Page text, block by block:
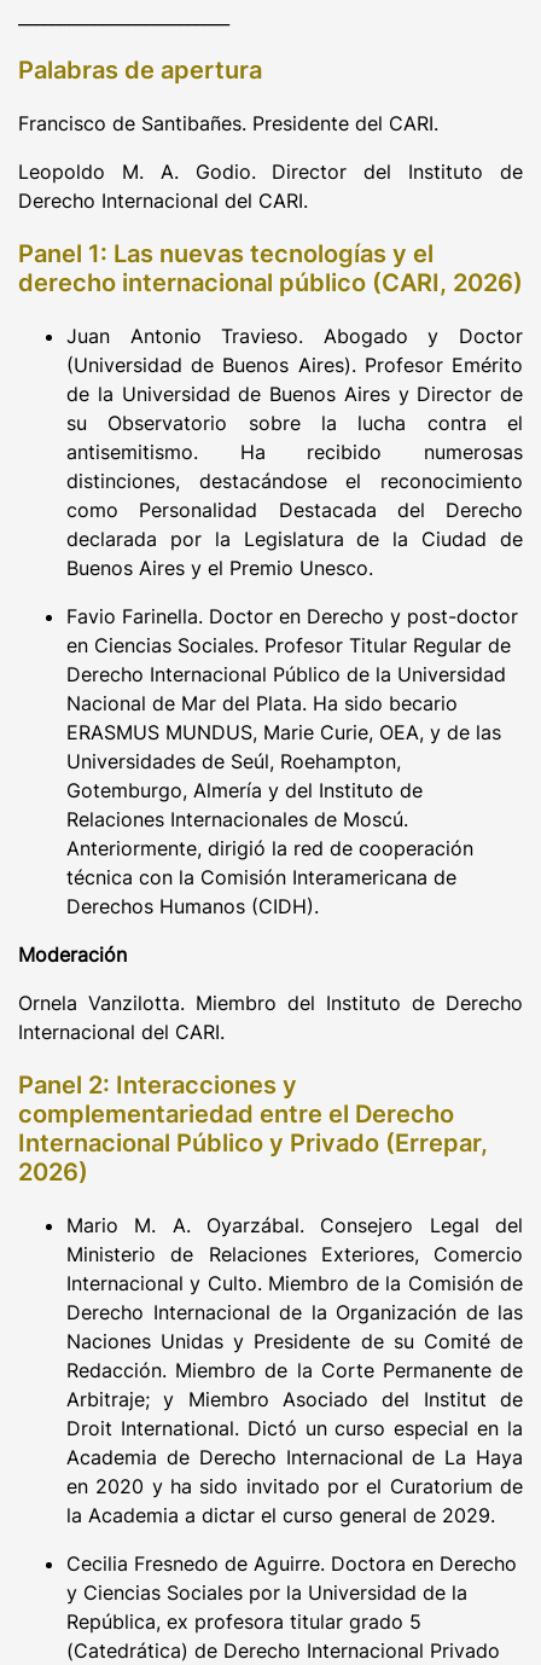
Palabras de apertura
Francisco de Santibañes. Presidente del CARI.
Leopoldo M. A. Godio. Director del Instituto de
Derecho Internacional del CARI.
Panel 1: Las nuevas tecnologías y el
derecho internacional público (CARI, 2026)
Juan Antonio Travieso. Abogado y Doctor
(Universidad de Buenos Aires). Profesor Emérito
de la Universidad de Buenos Aires y Director de
su Observatorio sobre la lucha contra el
antisemitismo. Ha recibido numerosas
distinciones, destacándose el reconocimiento
como Personalidad Destacada del Derecho
declarada por la Legislatura de la Ciudad de
Buenos Aires y el Premio Unesco.
Favio Farinella. Doctor en Derecho y post-doctor
en Ciencias Sociales. Profesor Titular Regular de
Derecho Internacional Público de la Universidad
Nacional de Mar del Plata. Ha sido becario
ERASMUS MUNDUS, Marie Curie, OEA, y de las
Universidades de Seúl, Roehampton,
Gotemburgo, Almería y del Instituto de
Relaciones Internacionales de Moscú.
Anteriormente, dirigió la red de cooperación
técnica con la Comisión Interamericana de
Derechos Humanos (CIDH).
Moderación
Ornela Vanzilotta. Miembro del Instituto de Derecho
Internacional del CARI.
Panel 2: Interacciones y
complementariedad entre el Derecho
Internacional Público y Privado (Errepar,
2026)
Mario M. A. Oyarzábal. Consejero Legal del
Ministerio de Relaciones Exteriores, Comercio
Internacional y Culto. Miembro de la Comisión de
Derecho Internacional de la Organización de las
Naciones Unidas y Presidente de su Comité de
Redacción. Miembro de la Corte Permanente de
Arbitraje; y Miembro Asociado del Institut de
Droit International. Dictó un curso especial en la
Academia de Derecho Internacional de La Haya
en 2020 y ha sido invitado por el Curatorium de
la Academia a dictar el curso general de 2029.
Cecilia Fresnedo de Aguirre. Doctora en Derecho
y Ciencias Sociales por la Universidad de la
República, ex profesora titular grado 5
(Catedrática) de Derecho Internacional Privado